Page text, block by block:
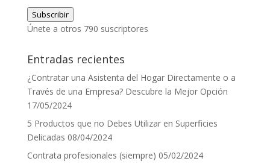
de
correo
electrónico
Subscribir
Únete a otros 790 suscriptores
Entradas recientes
¿Contratar una Asistenta del Hogar Directamente o a
Través de una Empresa? Descubre la Mejor Opción
17/05/2024
5 Productos que no Debes Utilizar en Superficies
Delicadas 08/04/2024
Contrata profesionales (siempre) 05/02/2024